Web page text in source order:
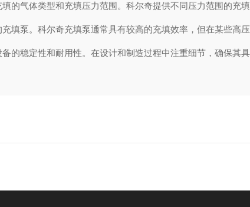
气体类型和充填压力范围。科尔奇提供不同压力范围的充填
泵。科尔奇充填泵通常具有较高的充填效率，但在某些高压
稳定性和耐用性。在设计和制造过程中注重细节，确保其具